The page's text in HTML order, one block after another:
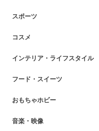
スポーツ
コスメ
インテリア・ライフスタイル
フード・スイーツ
おもちゃホビー
音楽・映像